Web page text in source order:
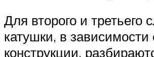
Для второго и третьего
катушки, в зависимости
конструкции,